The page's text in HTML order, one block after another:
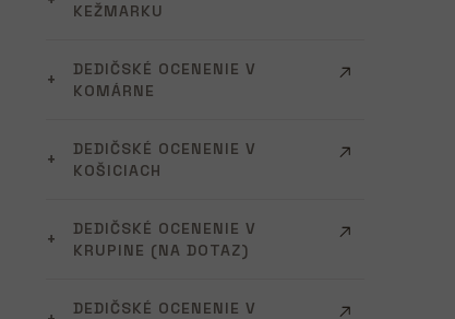
KEŽMARKU
DEDIČSKÉ OCENENIE V
KOMÁRNE
DEDIČSKÉ OCENENIE V
KOŠICIACH
DEDIČSKÉ OCENENIE V
KRUPINE (NA DOTAZ)
DEDIČSKÉ OCENENIE V